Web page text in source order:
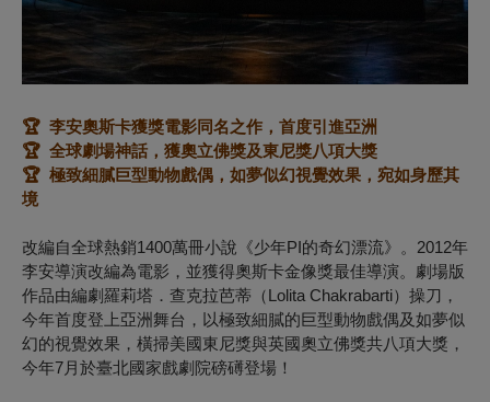
🏆 李安奧斯卡獲獎電影同名之作，首度引進亞洲
🏆 全球劇場神話，獲奧立佛獎及東尼獎八項大獎
🏆 極致細膩巨型動物戲偶，如夢似幻視覺效果，宛如身歷其
境
改編自全球熱銷1400萬冊小說《少年PI的奇幻漂流》。2012年
李安導演改編為電影，並獲得奧斯卡金像獎最佳導演。劇場版
作品由編劇羅莉塔．查克拉芭蒂（Lolita Chakrabarti）操刀，
今年首度登上亞洲舞台，以極致細膩的巨型動物戲偶及如夢似
幻的視覺效果，橫掃美國東尼獎與英國 奧立佛獎共八項大獎，
今年7月於臺北國家戲劇院磅礡登場！